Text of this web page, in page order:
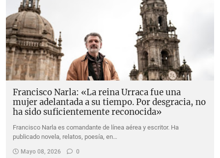
Francisco Narla: «La reina Urraca fue una
mujer adelantada a su tiempo. Por desgracia, no
ha sido suficientemente reconocida»
Francisco Narla es comandante de línea aérea y escritor. Ha
publicado novela, relatos, poesía, en…
Mayo 08, 2026 0